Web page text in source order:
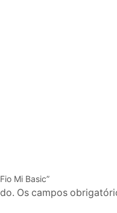
Mi Basic”
Os campos